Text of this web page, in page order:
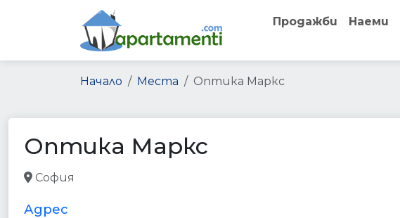
Продажби Наеми
Начало Места Оптика Маркс
Оптика Маркс
София
Адрес